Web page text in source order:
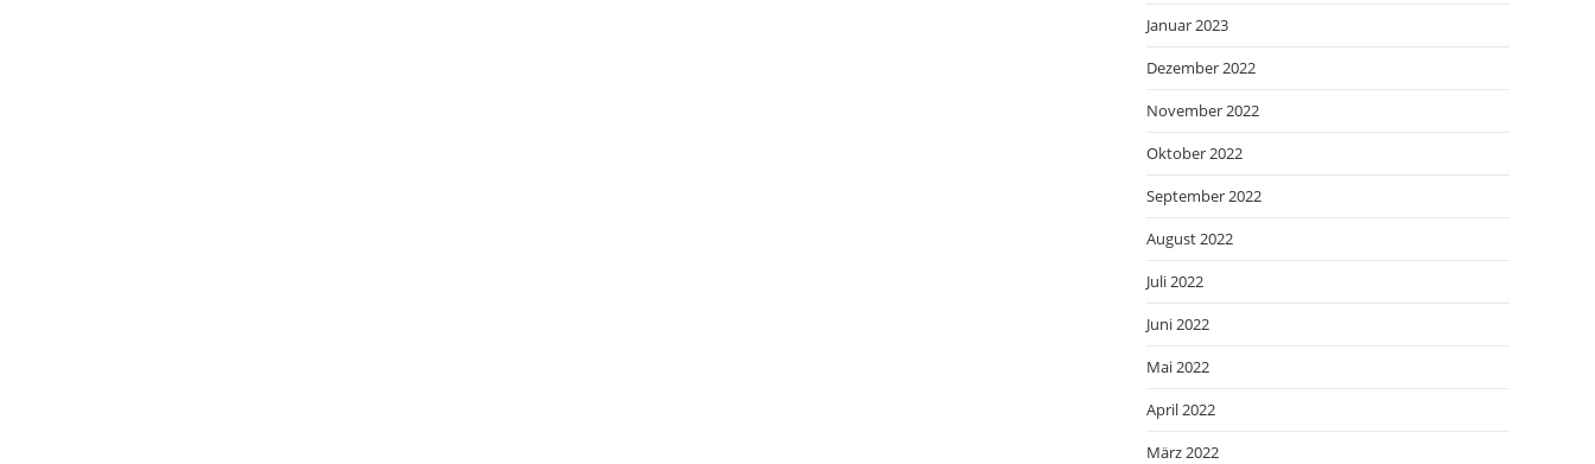
Januar 2023
Dezember 2022
November 2022
Oktober 2022
September 2022
August 2022
Juli 2022
Juni 2022
Mai 2022
April 2022
März 2022